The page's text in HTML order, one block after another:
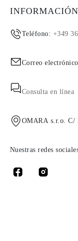
Teléfono: +349
Correo
Consulta en línea
OMARA s.r.o. C/
Nuestras redes